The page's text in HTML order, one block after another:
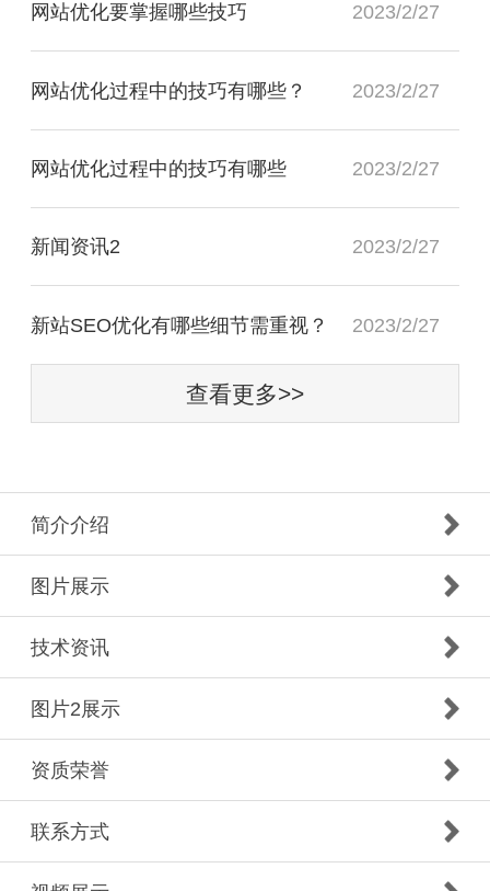
网站优化要掌握哪些技巧 2023/2/27
网站优化过程中的技巧有哪些？ 2023/2/27
网站优化过程中的技巧有哪些 2023/2/27
新闻资讯2 2023/2/27
新站SEO优化有哪些细节需重视？ 2023/2/27
查看更多>>
简介介绍
图片展示
技术资讯
图片2展示
资质荣誉
联系方式